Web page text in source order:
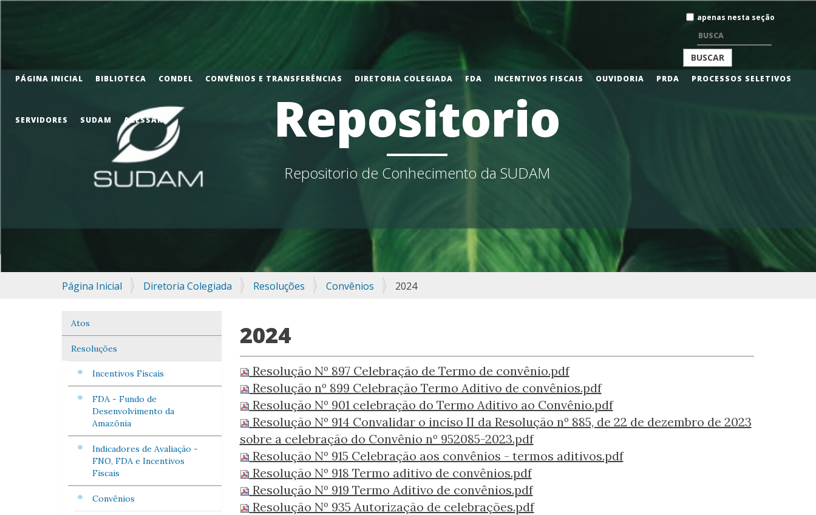
Repositorio
Repositorio de Conhecimento da SUDAM
Busca
apenas nesta seção
BUSCA
PÁGINA INICIAL BIBLIOTECA CONDEL CONVÊNIOS E TRANSFERÊNCIAS DIRETORIA COLEGIADA FDA INCENTIVOS FISCAIS OUVIDORIA PRDA PROCESSOS SELETIVOS
SERVIDORES SUDAM ACESSAR
Você
está
Página Inicial Diretoria Colegiada Resoluções Convênios 2024
Navegação
Atos
Resoluções
Incentivos Fiscais
FDA - Fundo de
Desenvolvimento da
Amazônia
Indicadores de Avaliação -
FNO, FDA e Incentivos
Fiscais
Convênios
2024
Resolução Nº 897 Celebração de Termo de convênio.pdf
Resolução nº 899 Celebração Termo Aditivo de convênios.pdf
Resolução Nº 901 celebração do Termo Aditivo ao Convênio.pdf
Resolução Nº 914 Convalidar o inciso II da Resolução nº 885, de 22 de dezembro de 2023
sobre a celebração do Convênio nº 952085-2023.pdf
Resolução Nº 915 Celebração aos convênios - termos aditivos.pdf
Resolução Nº 918 Termo aditivo de convênios.pdf
Resolução Nº 919 Termo Aditivo de convênios.pdf
Resolução Nº 935 Autorização de celebrações.pdf